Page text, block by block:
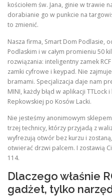
kościołem św. Jana, ginie w trawie
dorabianie go w punkcie na
to zmienić.
Nasza firma, Smart Dom Podlasie,
Podlaskim i w całym promieniu 50
rozwiązania: inteligentny zamek
zamki cyfrowe i keypad. Nie
bramami. Specjalizacja daje nam
MINI, każdy błąd w aplikacji
Repkowskiej po Kosów Lacki.
Nie jesteśmy anonimowym
trzej technicy, którzy przyjadą z
wyfrezują otwór bez kurzu i
otwierać drzwi palcem. I zostawią
114.
Dlaczego właśnie
gadżet, tylko